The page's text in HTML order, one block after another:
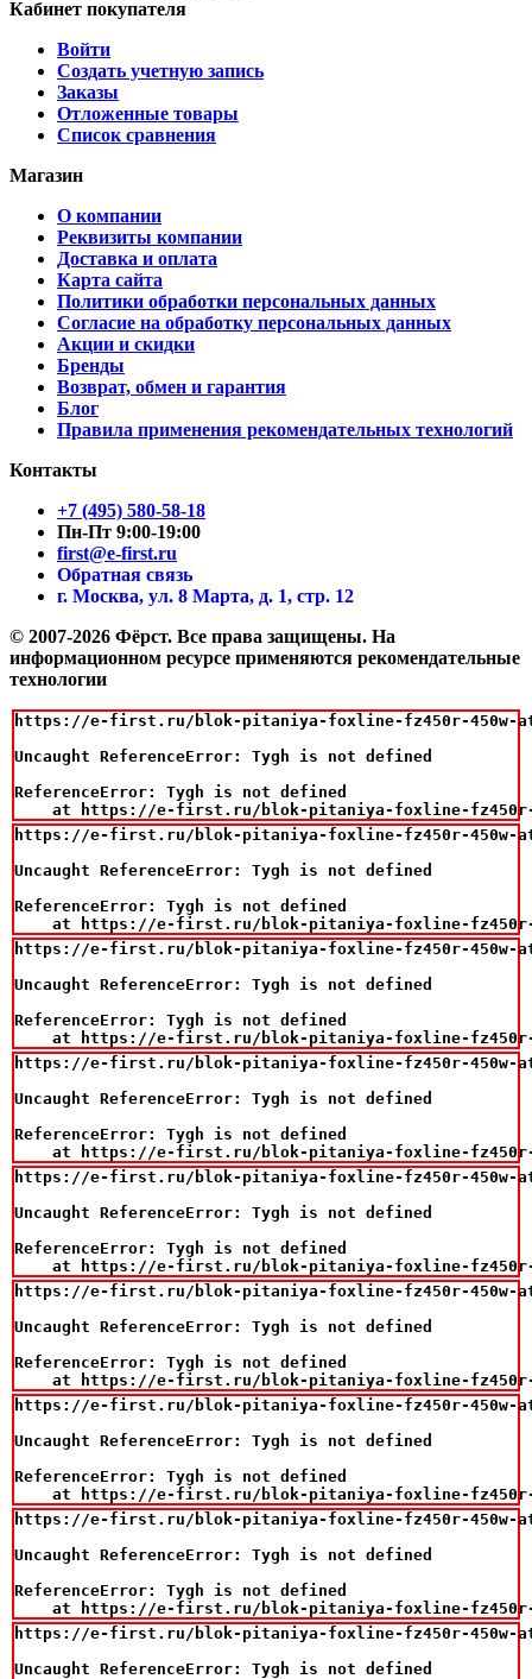
Кабинет покупателя
Войти
Создать учетную запись
Заказы
Отложенные товары
Список сравнения
Магазин
О компании
Реквизиты компании
Доставка и оплата
Карта сайта
Политики обработки персональных данных
Согласие на обработку персональных данных
Акции и скидки
Бренды
Возврат, обмен и гарантия
Блог
Правила применения рекомендательных технологий
Контакты
+7 (495) 580-58-18
Пн-Пт 9:00-19:00
first@e-first.ru
Обратная связь
г. Москва, ул. 8 Марта, д. 1, стр. 12
© 2007-2026 Фёрст. Все права защищены. На
информационном ресурсе применяются рекомендательные
технологии
https://e-first.ru/blok-pitaniya-foxline-fz450r-450w-
Uncaught ReferenceError: Tygh is not defined
ReferenceError: Tygh is not defined
at https://e-first.ru/blok-pitaniya-foxline-
https://e-first.ru/blok-pitaniya-foxline-fz450r-450w-atx-
Uncaught ReferenceError: Tygh is not defined
ReferenceError: Tygh is not defined
at https://e-first.ru/blok-pitaniya-foxline-
https://e-first.ru/blok-pitaniya-foxline-fz450r-450w-
Uncaught ReferenceError: Tygh is not defined
ReferenceError: Tygh is not defined
at https://e-first.ru/blok-pitaniya-foxline-
https://e-first.ru/blok-pitaniya-foxline-fz450r-450w-atx-
Uncaught ReferenceError: Tygh is not defined
ReferenceError: Tygh is not defined
at https://e-first.ru/blok-pitaniya-foxline-
https://e-first.ru/blok-pitaniya-foxline-fz450r-450w-
Uncaught ReferenceError: Tygh is not defined
ReferenceError: Tygh is not defined
at https://e-first.ru/blok-pitaniya-foxline-
https://e-first.ru/blok-pitaniya-foxline-fz450r-450w-atx-
Uncaught ReferenceError: Tygh is not defined
ReferenceError: Tygh is not defined
at https://e-first.ru/blok-pitaniya-foxline-
https://e-first.ru/blok-pitaniya-foxline-fz450r-450w-
Uncaught ReferenceError: Tygh is not defined
ReferenceError: Tygh is not defined
at https://e-first.ru/blok-pitaniya-foxline-
https://e-first.ru/blok-pitaniya-foxline-fz450r-450w-atx-
Uncaught ReferenceError: Tygh is not defined
ReferenceError: Tygh is not defined
at https://e-first.ru/blok-pitaniya-foxline-
https://e-first.ru/blok-pitaniya-foxline-fz450r-450w-atx-
Uncaught ReferenceError: Tygh is not defined